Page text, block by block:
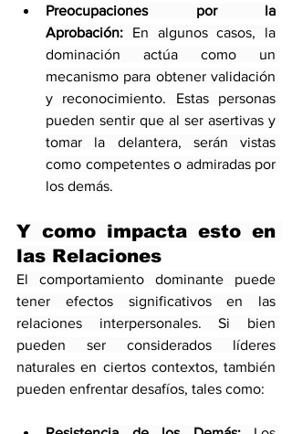
Preocupaciones por la
Aprobación: En algunos casos, la
dominación actúa como un
mecanismo para obtener validación
y reconocimiento. Estas personas
pueden sentir que al ser asertivas y
tomar la delantera, serán vistas
como competentes o admiradas por
los demás.
Y como impacta esto en
las Relaciones
El comportamiento dominante puede
tener efectos significativos en las
relaciones interpersonales. Si bien
pueden ser considerados líderes
naturales en ciertos contextos, también
pueden enfrentar desafíos, tales como: